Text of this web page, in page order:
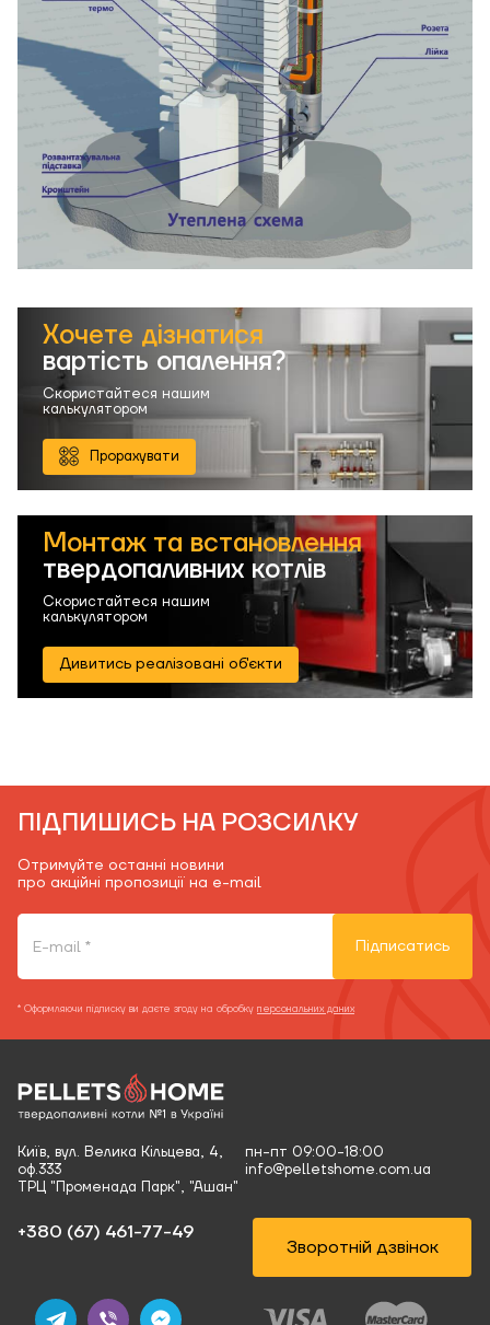
Хочете дізнатися
вартість опалення?
Скористайтеся нашим
калькулятором
Прорахувати
Монтаж та встановлення
твердопаливних котлів
Скористайтеся нашим
калькулятором
Дивитись реалізовані об'єкти
ПІДПИШИСЬ НА РОЗСИЛКУ
Отримуйте останні новини
про акційні пропозиції на e-mail
Підписатись
* Оформляючи підписку ви даєте згоду на обробку персональних даних
Київ, вул. Велика Кільцева, 4,
оф.333
ТРЦ "Променада Парк", "Ашан"
пн-пт 09:00-18:00
info@pelletshome.com.ua
+380 (67) 461-77-49‬
Зворотній дзвінок